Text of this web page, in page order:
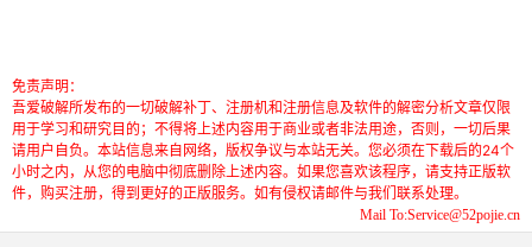
免责声明：
吾爱破解所发布的一切破解补丁、注册机和注册信息及软件的解密分析文章仅限
用于学习和研究目的；不得将上述内容用于商业或者非法用途，否则，一切后果
请用户自负。本站信息来自网络，版权争议与本站无关。您必须在下载后的24个
小时之内，从您的电脑中彻底删除上述内容。如果您喜欢该程序，请支持正版软
件，购买注册，得到更好的正版服务。如有侵权请邮件与我们联系处理。
Mail To:Service@52pojie.cn